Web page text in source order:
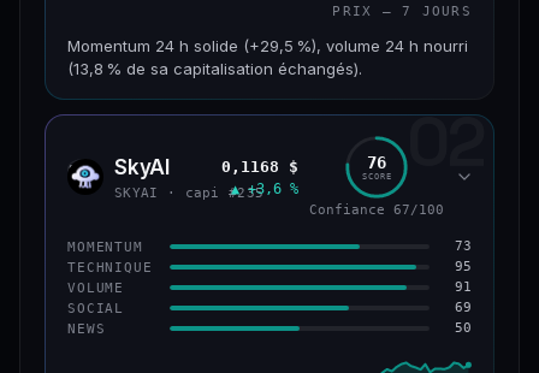
PRIX — 7 JOURS
Momentum 24 h solide (+29,5 %), volume 24 h nourri
(13,8 % de sa capitalisation échangés).
CAP. MARCHÉ VOLUME 24 H
VAR. 7 J VAR. 30 J
+10,2 %
VS ATH
−46,4 %
CONFIANCE 56/100
02
SKYA SkyAI
SKYAI · capi #235
0,1168 $
▲ +3,6 %
76
SCORE
Confiance 67/100
MOMENTUM 73
TECHNIQUE 95
VOLUME 91
SOCIAL 69
NEWS 50